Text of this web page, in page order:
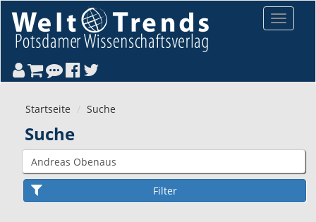
Toggle
Startseite Suche
Suche